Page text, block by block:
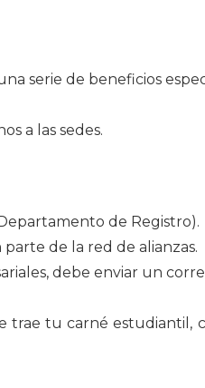
serie de beneficios
a las sedes.
de Registro).
de la red de alianzas.
debe enviar un
tu carné estudiantil,